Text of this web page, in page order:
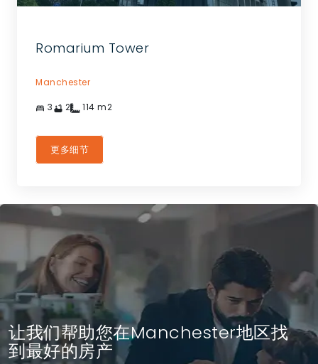
Romarium Tower
Manchester
3 2 114 m2
更多细节
让我们帮助您在Manchester地区找
到最好的房产